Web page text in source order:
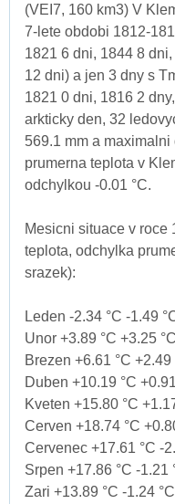
(VEI7, 160 km3) V
7-lete obdobi 1812-
1821 6 dni, 1844 8
12 dni) a jen 3 dny s
1821 0 dni, 1816 2
arkticky den, 32
569.1 mm a
prumerna teplota v
odchylkou -0.01 °C.
Mesicni situace v roce
teplota, odchylka
srazek):
Leden -2.34 °C -1.49
Unor +3.89 °C +3.25
Brezen +6.61 °C +2.49
Duben +10.19 °C
Kveten +15.80 °C
Cerven +18.74 °C
Cervenec +17.61 °C -
Srpen +17.86 °C -1.21
Zari +13.89 °C -1.24